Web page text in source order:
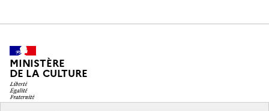
MINISTÈRE
DE LA CULTURE